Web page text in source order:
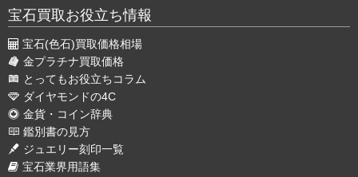
宝石買取お役立ち情報
宝石(色石)買取価格相場
金プラチナ買取価格
とってもお役立ちコラム
ダイヤモンドの4C
金貨・コイン辞典
鑑別書の見方
ジュエリー刻印一覧
宝石業界用語集